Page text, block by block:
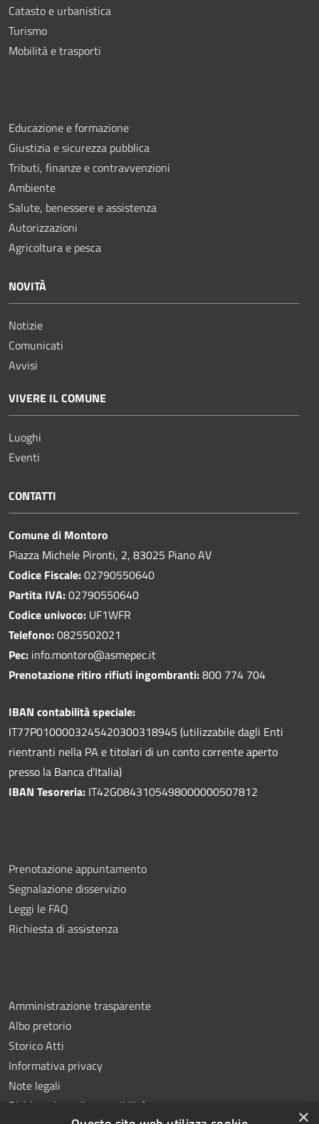
Catasto e urbanistica
Turismo
Mobilità e trasporti
Educazione e formazione
Giustizia e sicurezza pubblica
Tributi, finanze e contravvenzioni
Ambiente
Salute, benessere e assistenza
Autorizzazioni
Agricoltura e pesca
NOVITÀ
Notizie
Comunicati
Avvisi
VIVERE IL COMUNE
Luoghi
Eventi
CONTATTI
Comune di Montoro
Piazza Michele Pironti, 2, 83025 Piano AV
Codice Fiscale:02790550640
Partita IVA:02790550640
Codice univoco: UF1WFR
Telefono:0825502021
Pec: info.montoro@asmepec.it
Prenotazione ritiro rifiuti ingombranti:800 774 704
IBAN contabilità speciale:
IT77P0100003245420300318945 (utilizzabile dagli Enti
rientranti nella PA e titolari di un conto corrente aperto
presso la Banca d'Italia)
IBAN Tesoreria: IT42G0843105498000000507812
Prenotazione appuntamento
Segnalazione disservizio
Leggi le FAQ
Richiesta di assistenza
Amministrazione trasparente
Albo pretorio
Storico Atti
Informativa privacy
Note legali
Dichiarazione di accessibilità
×